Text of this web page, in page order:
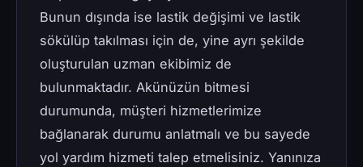
Bunun dışında ise lastik değişimi ve lastik
sökülüp takılması için de, yine ayrı şekilde
oluşturulan uzman ekibimiz de
bulunmaktadır. Akünüzün bitmesi
durumunda, müşteri hizmetlerimize
bağlanarak durumu anlatmalı ve bu sayede
yol yardım hizmeti talep etmelisiniz. Yanınıza